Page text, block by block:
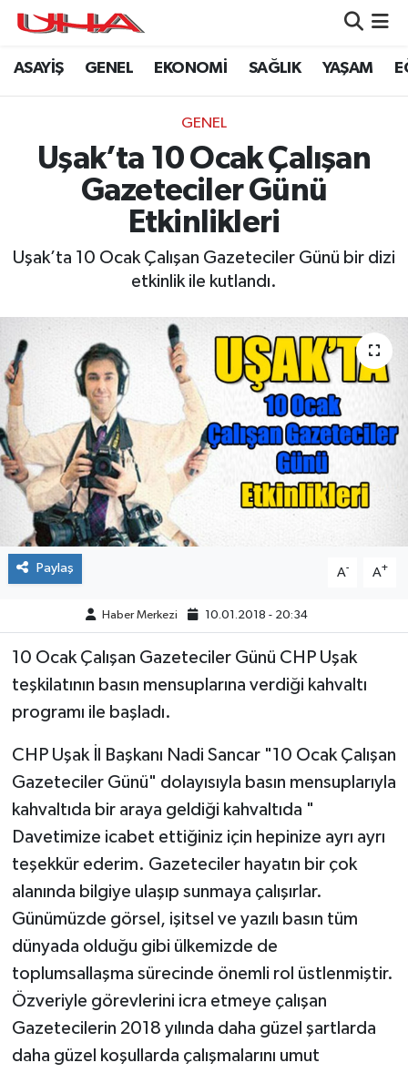
ASAYİŞ GENEL EKONOMİ SAĞLIK YAŞAM
GENEL
Uşak’ta 10 Ocak Çalışan
Gazeteciler Günü
Etkinlikleri
Uşak’ta 10 Ocak Çalışan Gazeteciler Günü bir dizi
etkinlik ile kutlandı.
Paylaş A- A+
Haber Merkezi 10.01.2018 - 20:34
10 Ocak Çalışan Gazeteciler Günü CHP Uşak
teşkilatının basın mensuplarına verdiği kahvaltı
programı ile başladı.
CHP Uşak İl Başkanı Nadi Sancar "10 Ocak Çalışan
Gazeteciler Günü" dolayısıyla basın mensuplarıyla
kahvaltıda bir araya geldiği kahvaltıda "
Davetimize icabet ettiğiniz için hepinize ayrı ayrı
teşekkür ederim. Gazeteciler hayatın bir çok
alanında bilgiye ulaşıp sunmaya çalışırlar.
Günümüzde görsel, işitsel ve yazılı basın tüm
dünyada olduğu gibi ülkemizde de
toplumsallaşma sürecinde önemli rol üstlenmiştir.
Özveriyle görevlerini icra etmeye çalışan
Gazetecilerin 2018 yılında daha güzel şartlarda
daha güzel koşullarda çalışmalarını umut
ASAYİŞ
GENEL
SAĞLIK
EKONOMİ
EĞİTİM
ÇEVRE
DÜNYA
HABERDE İNSAN
BİLİM VE TEKNOLOJİ
Magazin
ÖZEL HABER
POLİTİKA
SİYASET
TEKNOLOJİ
VEFATLAR
Nöbetçi Eczaneler
Namaz Vakitleri
Trafik Durumu
Puan Durumu ve Fikstür
Son Dakika Haberleri
Haber Arşivi